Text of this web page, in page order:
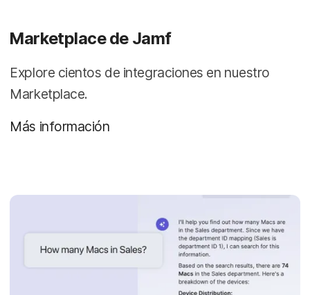
Marketplace de Jamf
Explore cientos de integraciones en nuestro
Marketplace.
Más información